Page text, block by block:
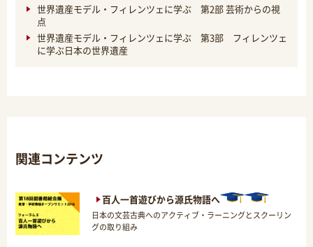
世界遺産モデル・フィレンツェに学ぶ 第2部 芸術からの視
点
世界遺産モデル・フィレンツェに学ぶ 第3部 フィレンツェ
に学ぶ日本の世界遺産
関連コンテンツ
百人一首遊びから源氏物語へ
日本の文芸古典へのアクティブ・ラーニングとスクーリン
グの取り組み